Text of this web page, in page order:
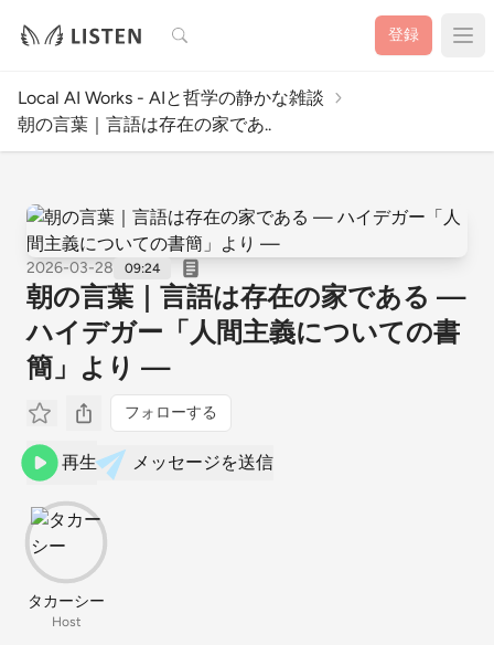
検索 登録
Local AI Works - AIと哲学の静かな雑談
朝の言葉｜言語は存在の家であ..
2026-03-28 09:24
朝の言葉｜言語は存在の家である —
ハイデガー「人間主義についての書
簡」より —
フォローする
再生 メッセージを送信
タカーシー
Host